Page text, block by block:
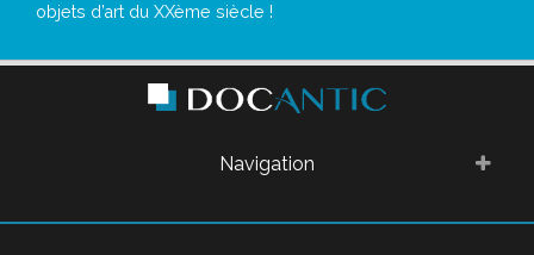
objets d’art du XXème siècle !
Navigation